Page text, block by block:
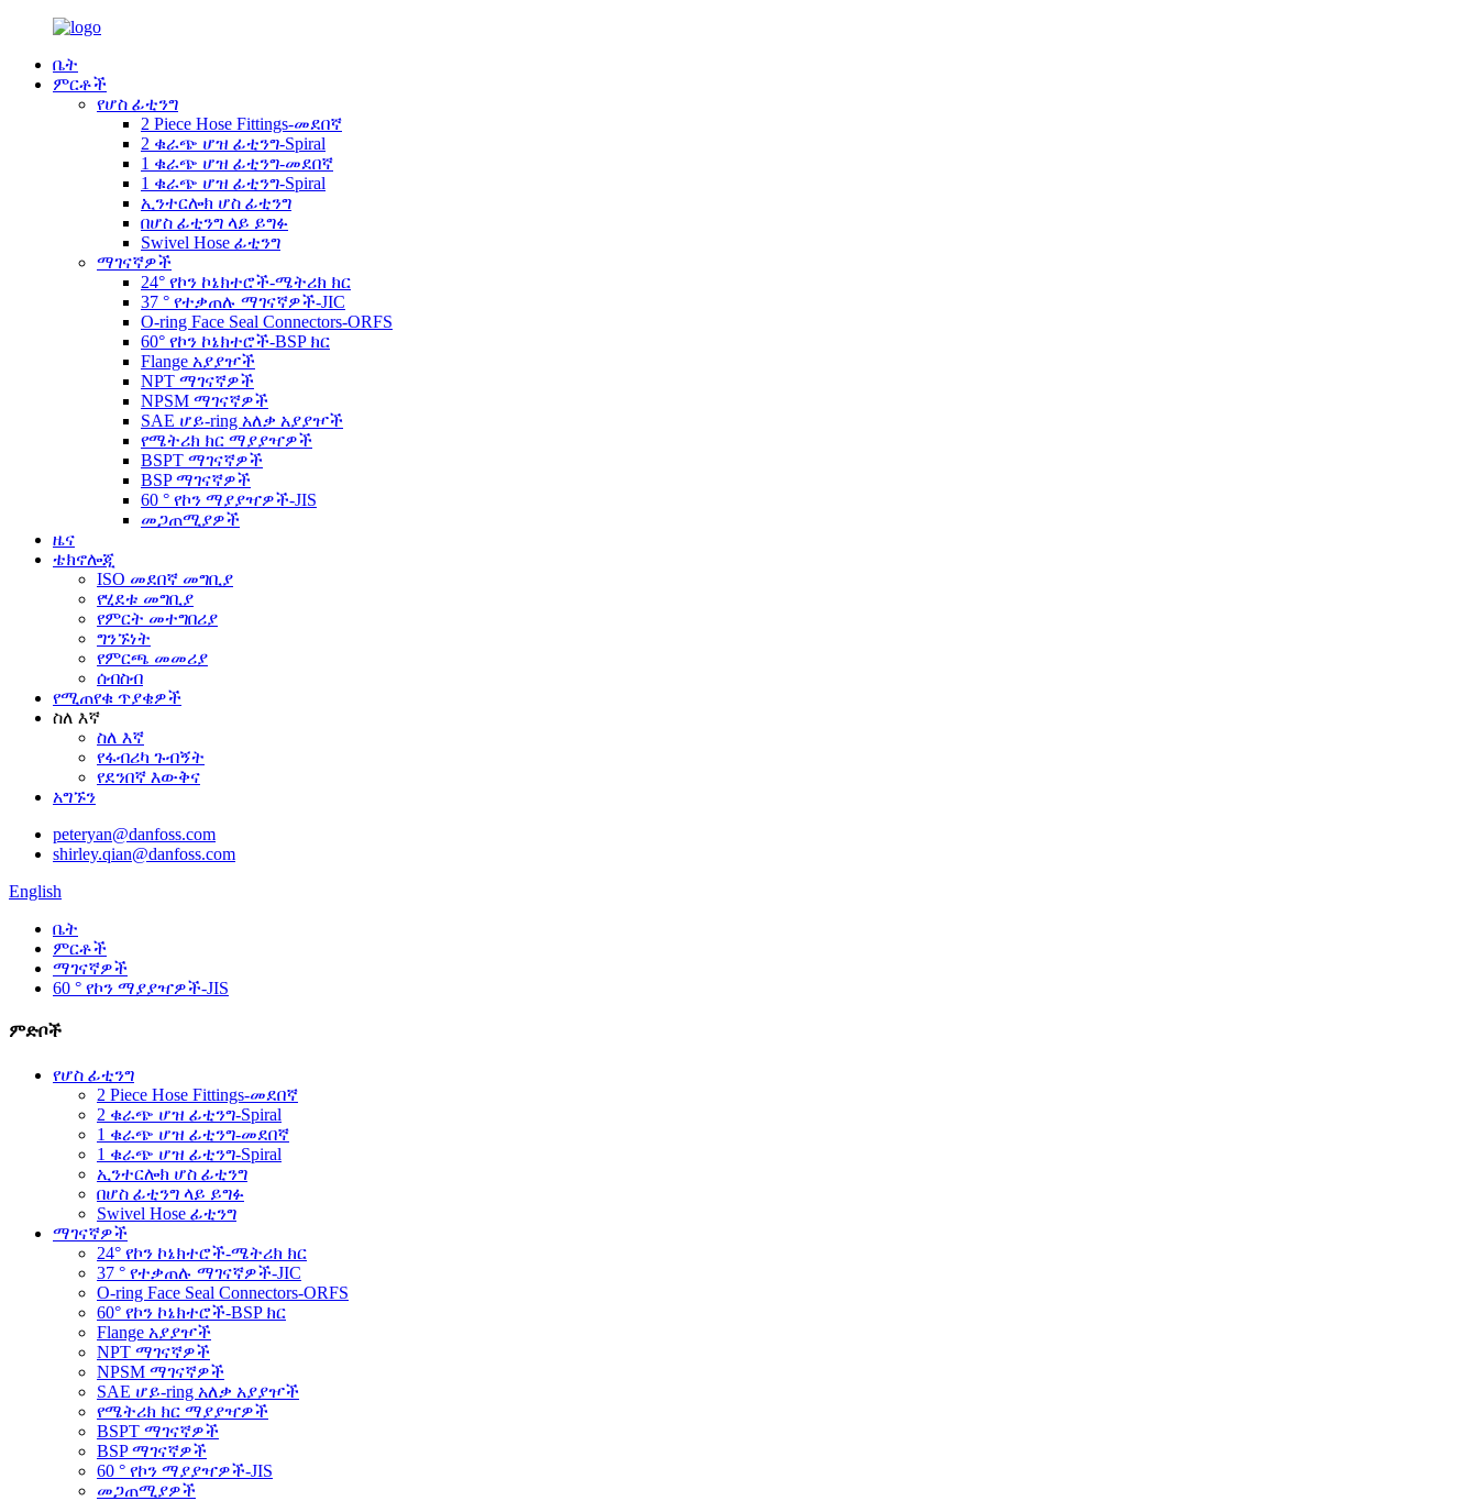
ቤት
ምርቶች
የሆስ ፊቲንግ
2 Piece Hose Fittings-መደበኛ
2 ቁራጭ ሆዝ ፊቲንግ-Spiral
1 ቁራጭ ሆዝ ፊቲንግ-መደበኛ
1 ቁራጭ ሆዝ ፊቲንግ-Spiral
ኢንተርሎክ ሆስ ፊቲንግ
በሆስ ፊቲንግ ላይ ይግፉ
Swivel Hose ፊቲንግ
ማገናኛዎች
24° የኮን ኮኔክተሮች-ሜትሪክ ክር
37 ° የተቃጠሉ ማገናኛዎች-JIC
O-ring Face Seal Connectors-ORFS
60° የኮን ኮኔክተሮች-BSP ክር
Flange አያያዦች
NPT ማገናኛዎች
NPSM ማገናኛዎች
SAE ሆይ-ring አለቃ አያያዦች
የሜትሪክ ክር ማያያዣዎች
BSPT ማገናኛዎች
BSP ማገናኛዎች
60 ° የኮን ማያያዣዎች-JIS
መጋጠሚያዎች
ዜና
ቴክኖሎጂ
ISO መደበኛ መግቢያ
የሂደቱ መግቢያ
የምርት መተግበሪያ
ግንኙነት
የምርጫ መመሪያ
ሰብስብ
የሚጠየቁ ጥያቄዎች
ስለ እኛ
ስለ እኛ
የፋብሪካ ጉብኝት
የደንበኛ እውቅና
አግኙን
peteryan@danfoss.com
shirley.qian@danfoss.com
English
ቤት
ምርቶች
ማገናኛዎች
60 ° የኮን ማያያዣዎች-JIS
ምድቦች
የሆስ ፊቲንግ
2 Piece Hose Fittings-መደበኛ
2 ቁራጭ ሆዝ ፊቲንግ-Spiral
1 ቁራጭ ሆዝ ፊቲንግ-መደበኛ
1 ቁራጭ ሆዝ ፊቲንግ-Spiral
ኢንተርሎክ ሆስ ፊቲንግ
በሆስ ፊቲንግ ላይ ይግፉ
Swivel Hose ፊቲንግ
ማገናኛዎች
24° የኮን ኮኔክተሮች-ሜትሪክ ክር
37 ° የተቃጠሉ ማገናኛዎች-JIC
O-ring Face Seal Connectors-ORFS
60° የኮን ኮኔክተሮች-BSP ክር
Flange አያያዦች
NPT ማገናኛዎች
NPSM ማገናኛዎች
SAE ሆይ-ring አለቃ አያያዦች
የሜትሪክ ክር ማያያዣዎች
BSPT ማገናኛዎች
BSP ማገናኛዎች
60 ° የኮን ማያያዣዎች-JIS
መጋጠሚያዎች